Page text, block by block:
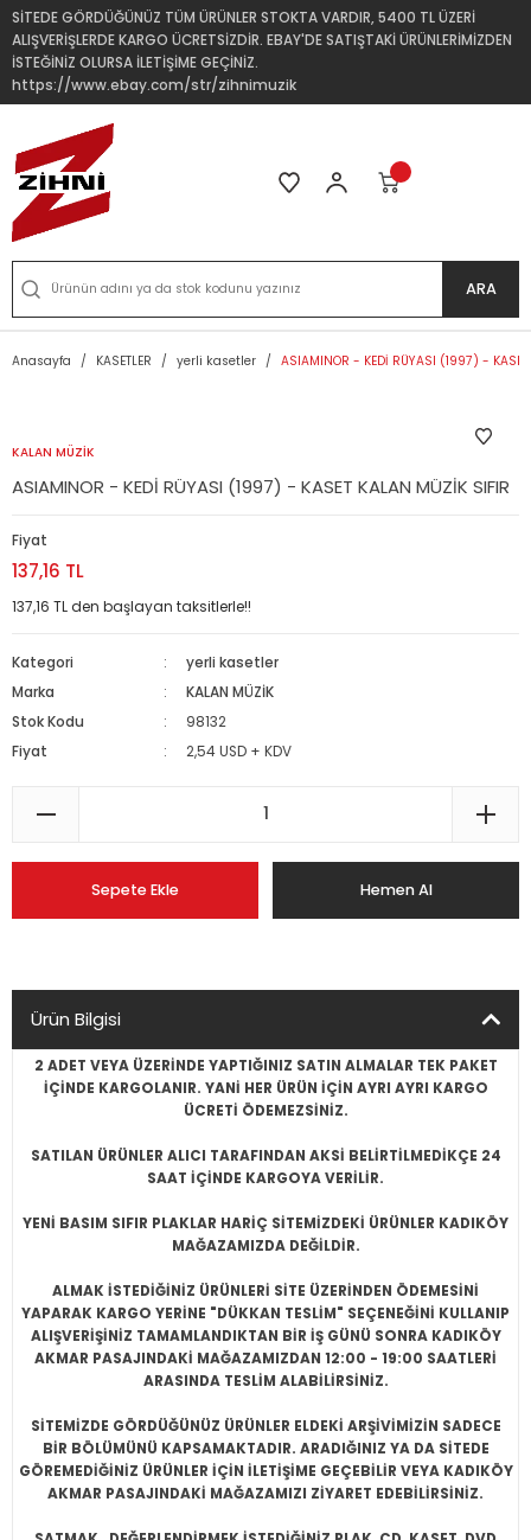
SİTEDE GÖRDÜĞÜNÜZ TÜM ÜRÜNLER STOKTA VARDIR, 5400 TL ÜZERİ
ALIŞVERİŞLERDE KARGO ÜCRETSİZDİR. EBAY'DE SATIŞTAKİ ÜRÜNLERİMİZDEN
İSTEĞİNİZ OLURSA İLETİŞİME GEÇİNİZ.
https://www.ebay.com/str/zihnimuzik
ARA
Anasayfa KASETLER yerli kasetler ASIAMINOR - KEDİ RÜYASI (1997) -
KALAN MÜZİK
ASIAMINOR - KEDİ RÜYASI (1997) - KASET KALAN MÜZİK SIFIR
Fiyat
137,16 TL
137,16 TL den başlayan taksitlerle!!
Kategori
yerli kasetler
Marka
KALAN MÜZİK
Stok Kodu
98132
Fiyat
2,54 USD + KDV
Sepete Ekle Hemen Al
Ürün Bilgisi
2 ADET VEYA ÜZERİNDE YAPTIĞINIZ SATIN ALMALAR TEK PAKET
İÇİNDE KARGOLANIR. YANİ HER ÜRÜN İÇİN AYRI AYRI KARGO
ÜCRETİ ÖDEMEZSİNİZ.
SATILAN ÜRÜNLER ALICI TARAFINDAN AKSİ BELİRTİLMEDİKÇE 24
SAAT İÇİNDE KARGOYA VERİLİR.
YENİ BASIM SIFIR PLAKLAR HARİÇ SİTEMİZDEKİ ÜRÜNLER KADIKÖY
MAĞAZAMIZDA DEĞİLDİR.
ALMAK İSTEDİĞİNİZ ÜRÜNLERİ SİTE ÜZERİNDEN ÖDEMESİNİ
YAPARAK KARGO YERİNE "DÜKKAN TESLİM" SEÇENEĞİNİ KULLANIP
ALIŞVERİŞİNİZ TAMAMLANDIKTAN BİR İŞ GÜNÜ SONRA KADIKÖY
AKMAR PASAJINDAKİ MAĞAZAMIZDAN 12:00 - 19:00 SAATLERİ
ARASINDA TESLİM ALABİLİRSİNİZ.
SİTEMİZDE GÖRDÜĞÜNÜZ ÜRÜNLER ELDEKİ ARŞİVİMİZİN SADECE
BİR BÖLÜMÜNÜ KAPSAMAKTADIR. ARADIĞINIZ YA DA SİTEDE
GÖREMEDİĞİNİZ ÜRÜNLER İÇİN İLETİŞİME GEÇEBİLİR VEYA KADIKÖY
AKMAR PASAJINDAKİ MAĞAZAMIZI ZİYARET EDEBİLİRSİNİZ.